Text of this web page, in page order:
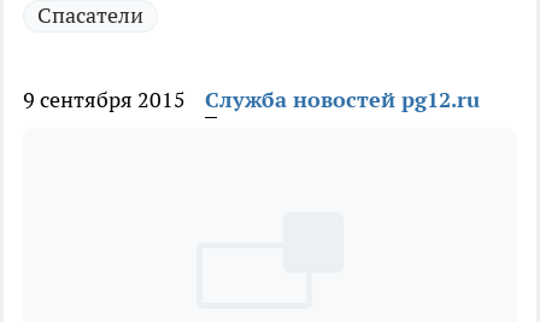
Спасатели
9 сентября 2015 Служба новостей pg12.ru